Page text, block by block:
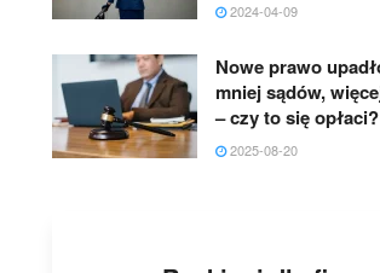
2024-04-09
Nowe prawo
mniej sądów,
– czy to się opłaci?
2025-08-20